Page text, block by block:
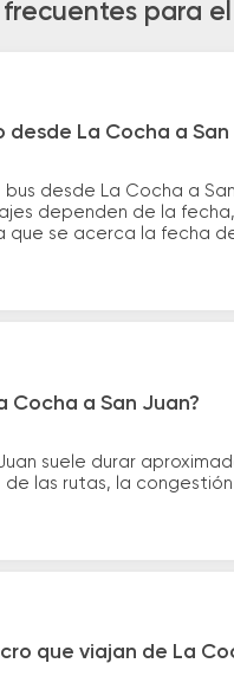
para
La Cocha a San
desde La Cocha a
dependen de la
que se acerca la fecha
Cocha a San Juan?
suele durar
las rutas, la
que viajan de La